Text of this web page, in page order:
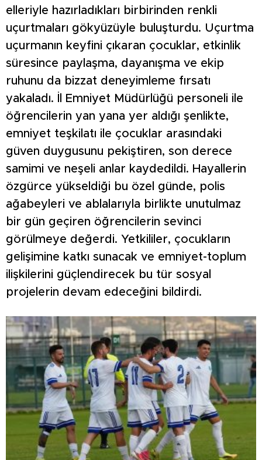
elleriyle hazırladıkları birbirinden renkli
uçurtmaları gökyüzüyle buluşturdu. Uçurtma
uçurmanın keyfini çıkaran çocuklar, etkinlik
süresince paylaşma, dayanışma ve ekip
ruhunu da bizzat deneyimleme fırsatı
yakaladı. İl Emniyet Müdürlüğü personeli ile
öğrencilerin yan yana yer aldığı şenlikte,
emniyet teşkilatı ile çocuklar arasındaki
güven duygusunu pekiştiren, son derece
samimi ve neşeli anlar kaydedildi. Hayallerin
özgürce yükseldiği bu özel günde, polis
ağabeyleri ve ablalarıyla birlikte unutulmaz
bir gün geçiren öğrencilerin sevinci
görülmeye değerdi. Yetkililer, çocukların
gelişimine katkı sunacak ve emniyet-toplum
ilişkilerini güçlendirecek bu tür sosyal
projelerin devam edeceğini bildirdi.